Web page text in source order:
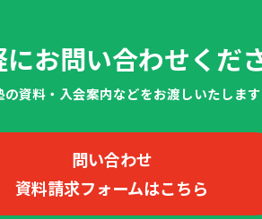
お問い合わせくだ
資料・入会案内などをお渡しいたします
問い合わせ
資料請求フォームはこちら